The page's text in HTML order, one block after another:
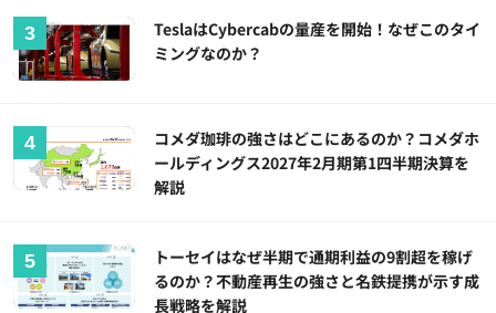
TeslaはCybercabの量産を開始！なぜこのタイ
ミングなのか？
コメダ珈琲の強さはどこにあるのか？コメダホ
ールディングス2027年2月期第1四半期決算を
解説
トーセイはなぜ半期で通期利益の9割超を稼げ
るのか？不動産再生の強さと名鉄提携が示す成
長戦略を解説